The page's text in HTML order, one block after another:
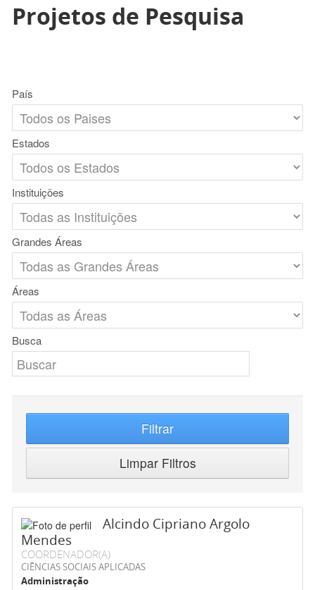
Projetos de Pesquisa
País
Estados
Instituições
Grandes Áreas
Áreas
Busca
Filtrar
Limpar Filtros
Alcindo Cipriano Argolo
Mendes
COORDENADOR(A)
CIÊNCIAS SOCIAIS APLICADAS
Administração